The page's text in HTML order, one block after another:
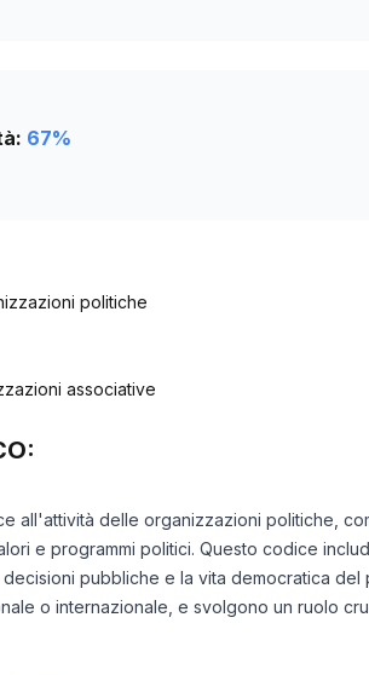
67%
politiche
associative
all'attività delle organizzazioni politiche,
e programmi politici. Questo codice
pubbliche e la vita democratica
o internazionale, e svolgono un ruolo